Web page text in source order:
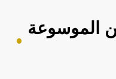
الموسوعة